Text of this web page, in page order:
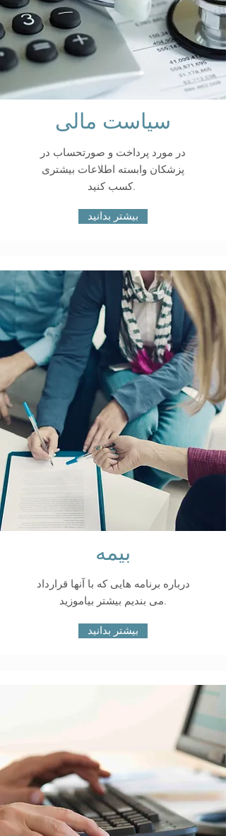
سیاست مالی
در مورد پرداخت و صورتحساب در
پزشکان وابسته اطلاعات بیشتری
کسب کنید.
بیشتر بدانید
بیمه
درباره برنامه هایی که با آنها قرارداد
می بندیم بیشتر بیاموزید.
بیشتر بدانید